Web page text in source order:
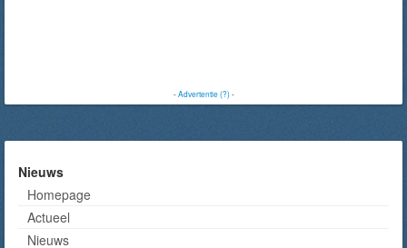
-Advertentie (?)-
Nieuws
Homepage
Actueel
Nieuws